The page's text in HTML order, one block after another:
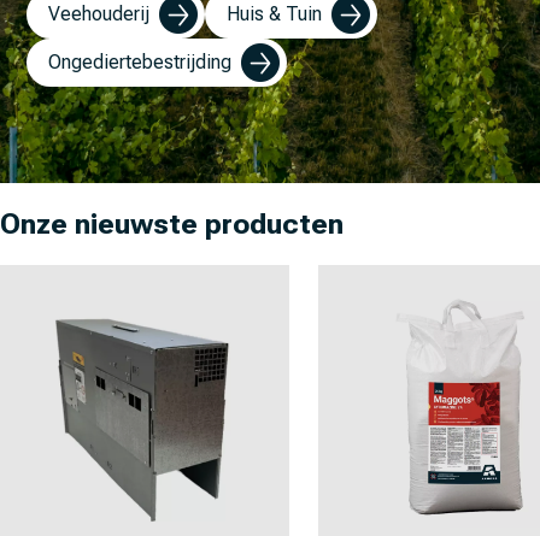
Veehouderij Huis & Tuin
Ongediertebestrijding
Onze nieuwste producten